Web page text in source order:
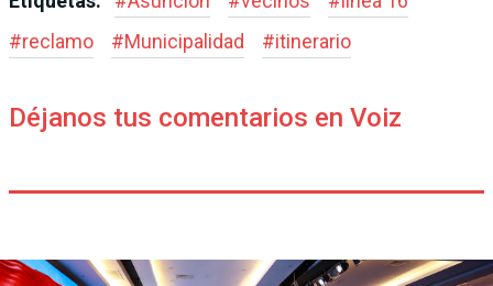
#reclamo #Municipalidad #itinerario
Déjanos tus comentarios en Voiz